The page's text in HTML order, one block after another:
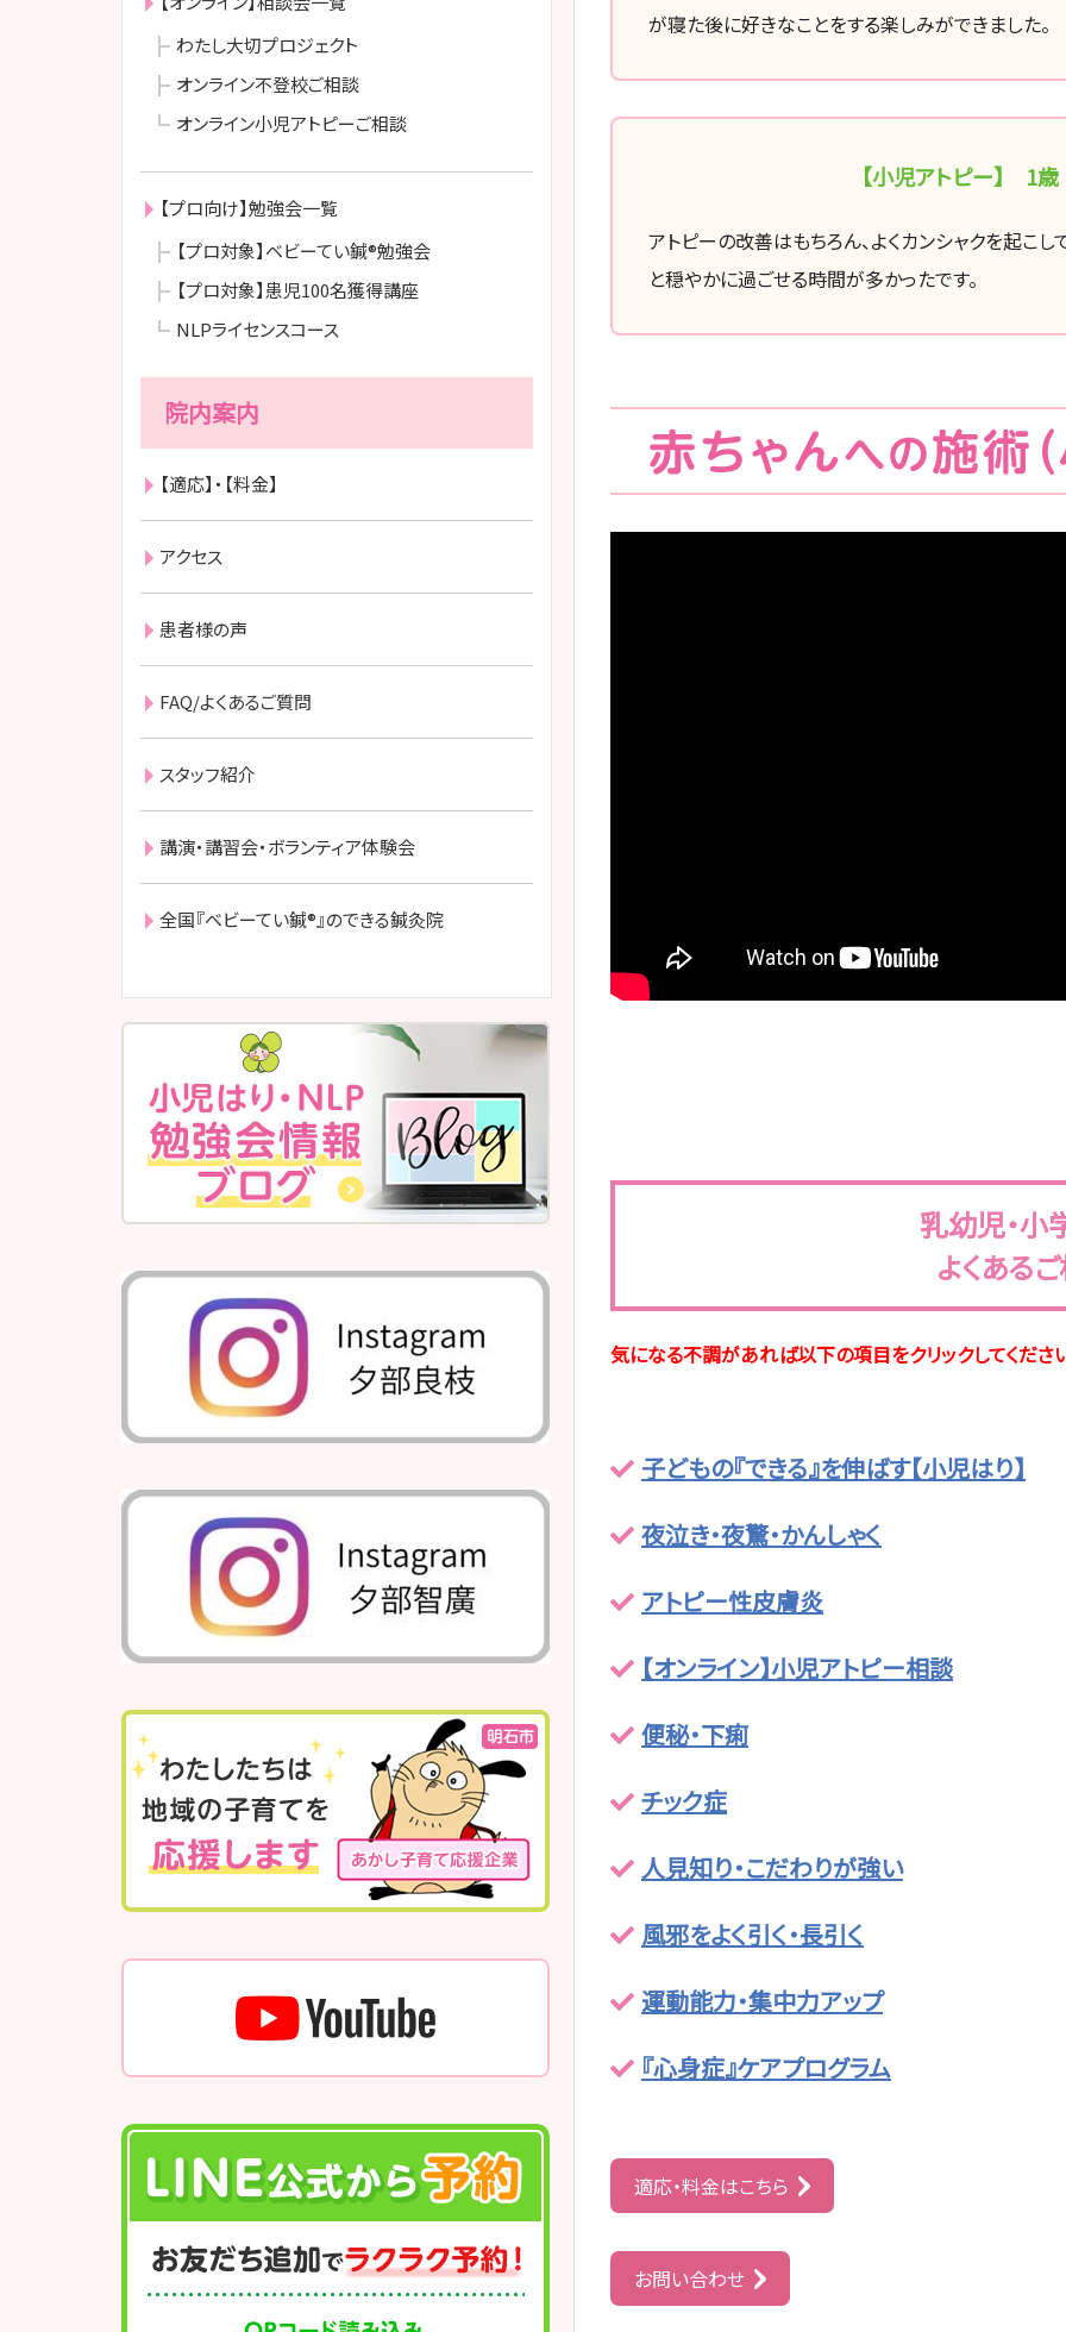
が寝た後に好きなことをする楽しみができました。
【小児アトピー】 1
アトピーの改善はもちろん、よくカンシャクを起こ
と穏やかに過ごせる時間が多かったです。
乳幼児・小
よくある
気になる不調があれば以下の項目をクリックしてくださ
子どもの『できる』を伸ばす【小児はり】
夜泣き・夜驚・かんしゃく
アトピー性皮膚炎
【オンライン】小児アトピー相談
便秘・下痢
チック症
人見知り・こだわりが強い
風邪をよく引く・長引く
運動能力・集中力アップ
『心身症』ケアプログラム
適応・料金はこちら
お問い合わせ
わたし大切プロジェクト
オンライン不登校ご相談
オンライン小児アトピーご相談
【プロ向け】勉強会一覧
【プロ対象】ベビーてい鍼®勉強会
【プロ対象】患児100名獲得講座
NLPライセンスコース
院内案内
【適応】・【料金】
アクセス
患者様の声
FAQ/よくあるご質問
スタッフ紹介
講演・講習会・ボランティア体験会
全国『ベビーてい鍼®』のできる鍼灸院